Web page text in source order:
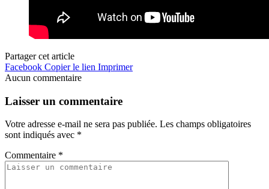
Partager cet article
Facebook Copier le lien Imprimer
Aucun commentaire
Laisser un commentaire
Votre adresse e-mail ne sera pas publiée. Les champs obligatoires
sont indiqués avec *
Commentaire *